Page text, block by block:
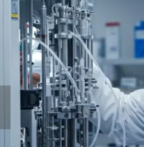
gás
Monitorizando o hélio no
em reactores químicos, os
aumentam a precisão do
instalações de GNL, o TCD
CH4/H2 precisos, apoiando
liquefação seguros.